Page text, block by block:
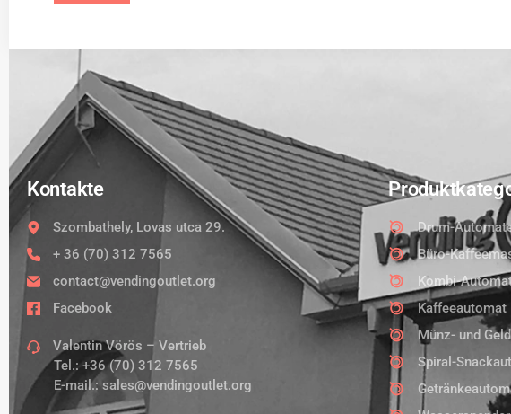
Kontakte
Szombathely, Lovas utca 29.
+ 36 (70) 312 7565
contact@vendingoutlet.org
Facebook
Valentin Vörös – Vertrieb
Tel.: +36 (70) 312 7565
E-mail.: sales@vendingoutlet.org
Drum-
Büro-
Kombi-
Kaffeeautomat
Münz- und
Spiral-